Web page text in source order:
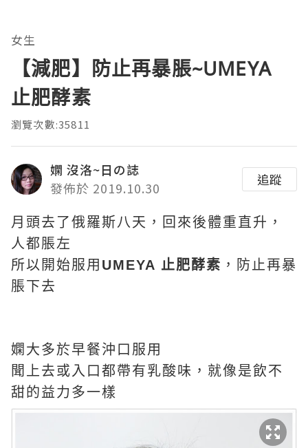
女生
【減肥】防止再暴脹~UMEYA
止肥酵素
瀏覽次數:35811
嫻 沒洛~日の誌
發佈於 2019.10.30
追蹤
月頭去了俄羅斯八天，回來後體重直升，
人都脹左
所以開始服用 UMEYA 止肥酵素 ，防止再暴
脹下去
嫻大多於早餐沖口服用
聞上去或入口都帶有乳酸味，就像是飲不
甜的益力多一樣